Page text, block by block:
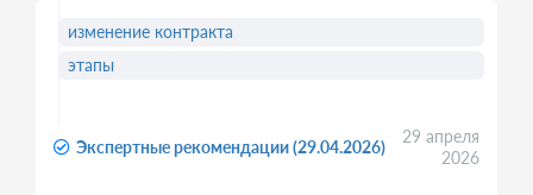
Экспертные рекомендации (29.04.2026)
29 апреля
2026
изменение контракта
этапы